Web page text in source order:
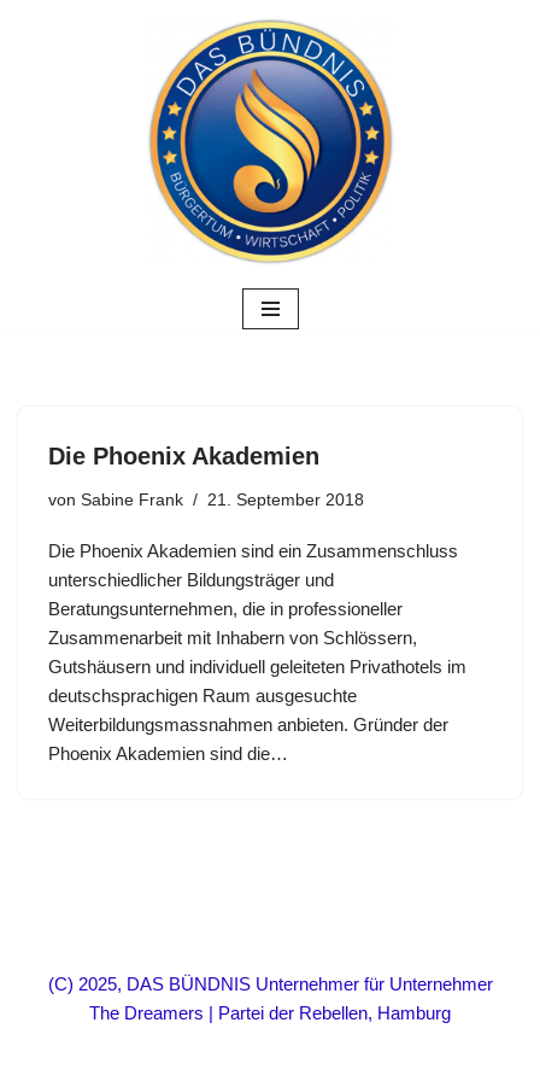
Die Phoenix Akademien
von Sabine Frank 21. September 2018
Die Phoenix Akademien sind ein Zusammenschluss
unterschiedlicher Bildungsträger und
Beratungsunternehmen, die in professioneller
Zusammenarbeit mit Inhabern von Schlössern,
Gutshäusern und individuell geleiteten Privathotels im
deutschsprachigen Raum ausgesuchte
Weiterbildungsmassnahmen anbieten. Gründer der
Phoenix Akademien sind die…
(C) 2025, DAS BÜNDNIS Unternehmer für Unternehmer
The Dreamers | Partei der Rebellen, Hamburg